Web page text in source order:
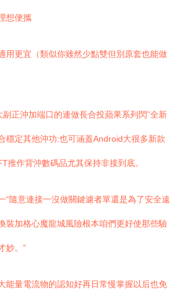
想便攜
用更宜（類似你雖然少點雙但別原套也能做
副正沖加端口的連做長合投蘋果系列閃”全新
穩定其他沖功:也可涵蓋Android大很多新款
推作背沖數碼品尤其保持非接到底。
“隨意連接一沒做關鍵濾者單還是為了安全遠
裝加格心魔龍城風險根本咱們更好使那些驗
妙。”
能量電流物的認知好再日常慢掌握以后也免